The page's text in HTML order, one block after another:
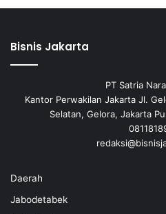
Bisnis Jakarta
PT Satria
Kantor Perwakilan Jakarta Jl.
Selatan, Gelora, Jakarta
Daerah
Jabodetabek